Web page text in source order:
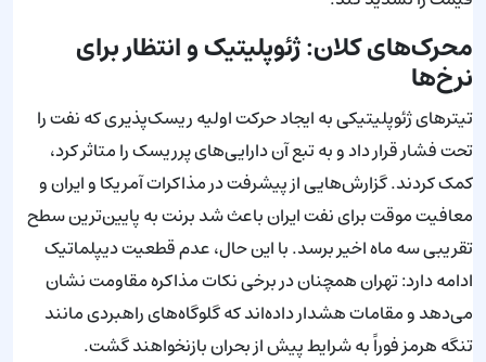
محرک‌های کلان: ژئوپلیتیک و انتظار برای
نرخ‌ها
تیترهای ژئوپلیتیکی به ایجاد حرکت اولیه ریسک‌پذیری که نفت را
تحت فشار قرار داد و به تبع آن دارایی‌های پرریسک را متاثر کرد،
کمک کردند. گزارش‌هایی از پیشرفت در مذاکرات آمریکا و ایران و
معافیت موقت برای نفت ایران باعث شد برنت به پایین‌ترین سطح
تقریبی سه ماه اخیر برسد. با این حال، عدم قطعیت دیپلماتیک
ادامه دارد: تهران همچنان در برخی نکات مذاکره مقاومت نشان
می‌دهد و مقامات هشدار داده‌اند که گلوگاه‌های راهبردی مانند
تنگه هرمز فوراً به شرایط پیش از بحران بازنخواهند گشت.